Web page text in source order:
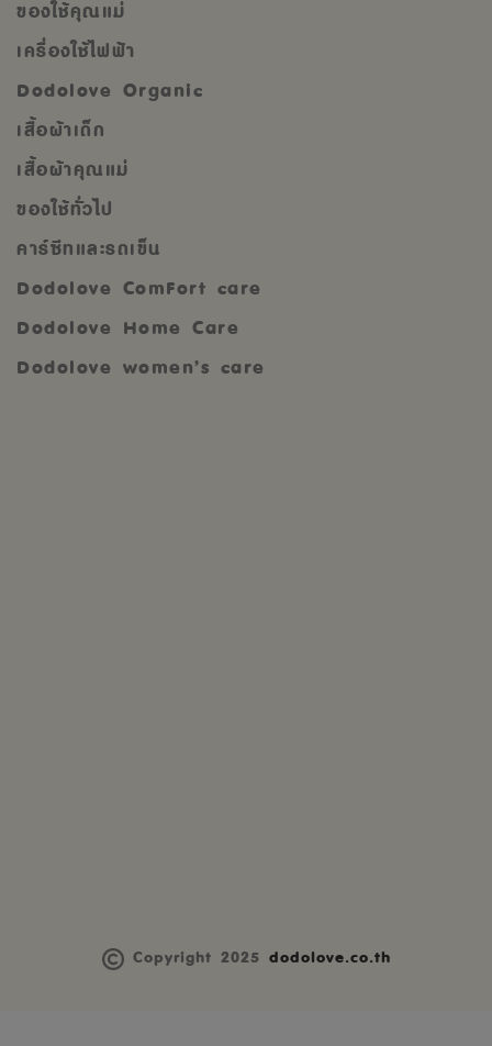
ของใช้คุณแม่
เครื่องใช้ไฟฟ้า
Dodolove Organic
เสื้อผ้าเด็ก
เสื้อผ้าคุณแม่
ของใช้ทั่วไป
คาร์ซีทและรถเข็น
Dodolove ComFort care
Dodolove Home Care
Dodolove women’s care
Copyright 2025 dodolove.co.th